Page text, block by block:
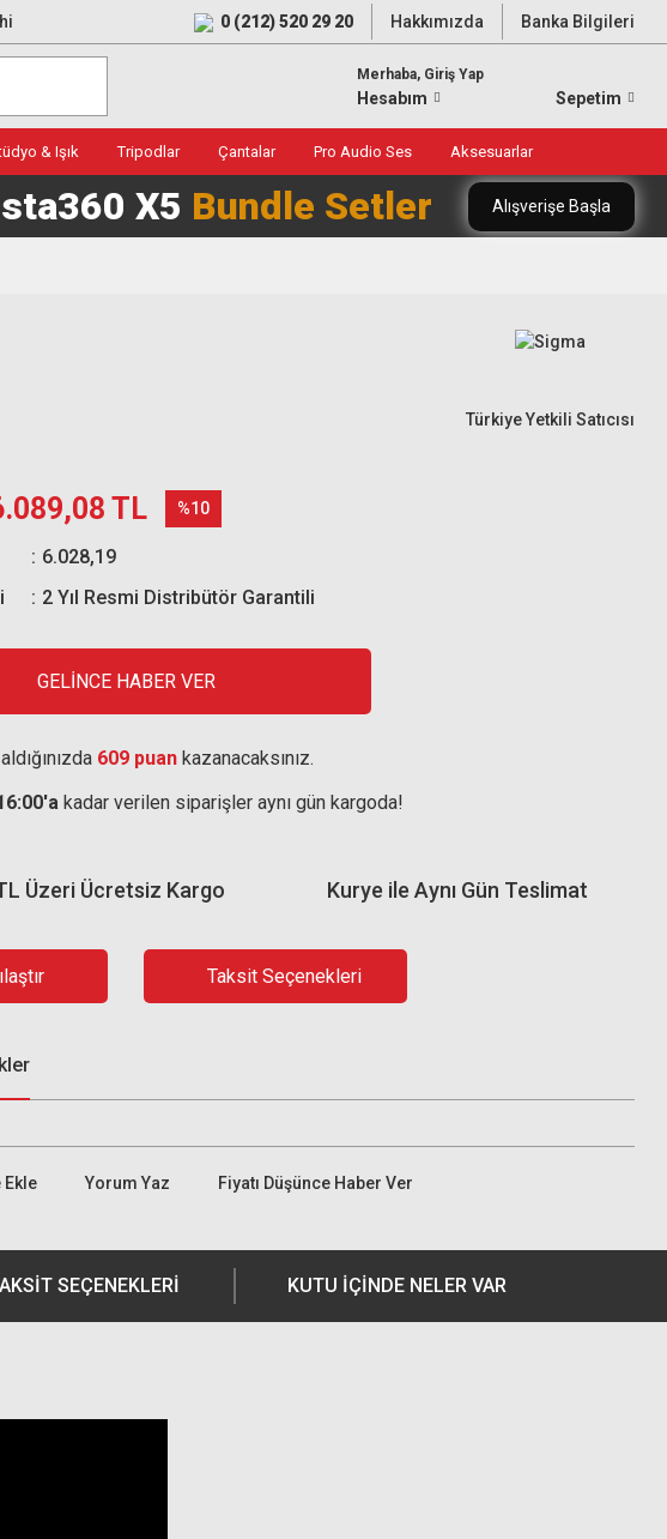
0 (212) 520 29 20 Hakkımızda Banka Bilgileri
Merhaba, Giriş Yap
Hesabım Sepetim
& Işık Tripodlar Çantalar Pro Audio Ses Aksesuarlar
X5 Bundle Setler Alışverişe Başla
Türkiye Yetkili Satıcısı
TL %10
6.028,19
2 Yıl Resmi Distribütör Garantili
GELİNCE HABER VER
609 puan kazanacaksınız.
kadar verilen siparişler aynı gün kargoda!
Kurye ile Aynı Gün Teslimat
Üzeri Ücretsiz Kargo
Taksit Seçenekleri
Yorum Yaz Fiyatı Düşünce Haber Ver
SEÇENEKLERI KUTU İÇİNDE NELER VAR